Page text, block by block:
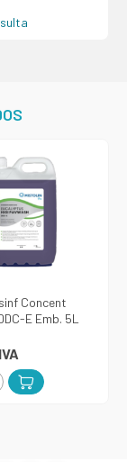
Concent
E Emb. 5L